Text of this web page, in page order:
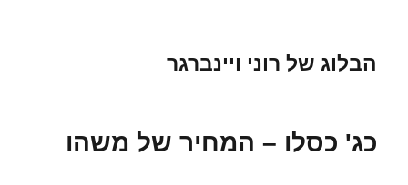
הבלוג של רוני ויינברגר
כג' כסלו – המחיר של משהו